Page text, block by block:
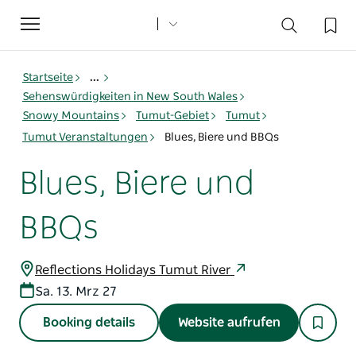
Toggle
navigation
Startseite
...
Sehenswürdigkeiten in New South Wales
Snowy Mountains
Tumut-Gebiet
Tumut
Tumut Veranstaltungen
Blues, Biere und BBQs
Blues, Biere und
BBQs
Reflections Holidays Tumut River
Sa. 13. Mrz 27
Booking details Website aufrufen